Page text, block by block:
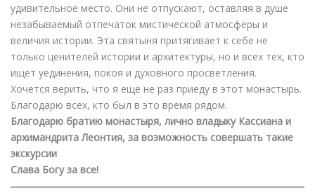
удивительное место. Они не отпускают, оставляя в душе
незабываемый отпечаток мистической атмосферы и
величия истории. Эта святыня притягивает к себе не
только ценителей истории и архитектуры, но и всех тех, кто
ищет уединения, покоя и духовного просветления.
Хочется верить, что я ещё не раз приеду в этот монастырь.
Благодарю всех, кто был в это время рядом.
Благодарю братию монастыря, лично владыку Кассиана и
архимандрита Леонтия, за возможность совершать такие
экскурсии
Слава Богу за все!